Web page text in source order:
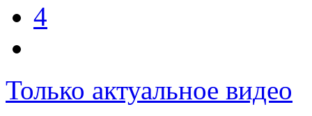
4
Только актуальное видео